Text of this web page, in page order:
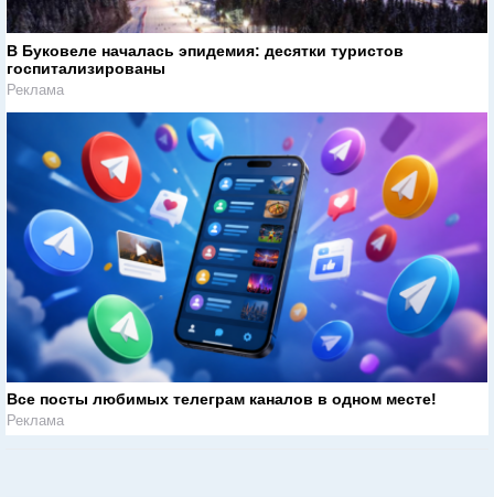
В Буковеле началась эпидемия: десятки туристов
госпитализированы
Реклама
Все посты любимых телеграм каналов в одном месте!
Реклама